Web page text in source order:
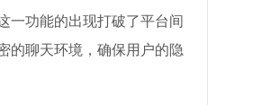
一功能的出现打破了平台间
的聊天环境，确保用户的隐